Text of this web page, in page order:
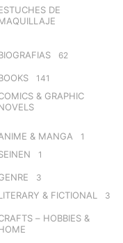
DE
62
141
& GRAPHIC
& MANGA 1
1
3
& FICTIONAL 3
– HOBBIES &